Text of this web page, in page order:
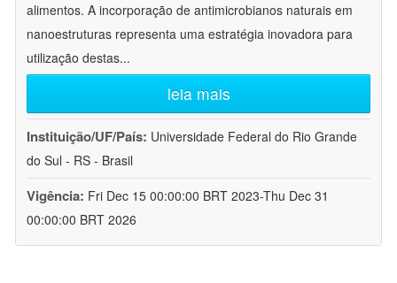
alimentos. A incorporação de antimicrobianos naturais em
nanoestruturas representa uma estratégia inovadora para
utilização destas...
leia mais
Instituição/UF/País: Universidade Federal do Rio Grande
do Sul - RS - Brasil
Vigência: Fri Dec 15 00:00:00 BRT 2023-Thu Dec 31
00:00:00 BRT 2026